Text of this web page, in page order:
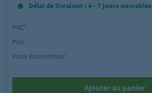
Délai de livraison : 4 - 7 jours ouvrables
PVC²:
Prix:
Vous économisez:
Ajouter au panier